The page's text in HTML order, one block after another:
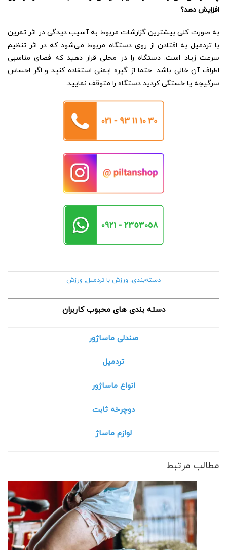
افزایش دهد؟
به صورت کلی بیشترین گزارشات مربوط به آسیب دیدگی در اثر تمرین
با تردمیل به افتادن از روی دستگاه مربوط می‌شود که در اثر تنظیم
سرعت زیاد است. دستگاه را در محلی قرار دهید که فضای مناسبی
اطراف آن خالی باشد. حتما از گیره ایمنی استفاده کنید و اگر احساس
سرگیجه یا خستگی کردید دستگاه را متوقف نمایید.
دسته‌بندی: ورزش با تردمیل, ورزش
دسته بندی های محبوب کاربران
صندلی ماساژور
تردمیل
انواع ماساژور
دوچرخه ثابت
لوازم ماساژ
مطالب مرتبط